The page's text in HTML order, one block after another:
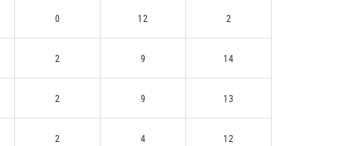
0 12 2
2 9 14
2 9 13
2 4 12